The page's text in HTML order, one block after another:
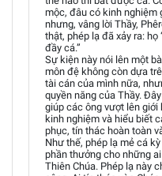
mộc, đâu có kinh nghiệm
nhưng, vâng lời Thầy,
thật, phép lạ đã xảy ra:
đầy cá.”
Sự kiện này nói lên một
môn đệ không còn dựa
tài cán của mình nữa,
quyền năng của Thầy.
giúp các ông vượt lên giới
kinh nghiệm và hiểu biết
phục, tín thác hoàn toàn
Như thế, phép lạ mẻ cá
phần thưởng cho những
Thiên Chúa. Phép lạ này